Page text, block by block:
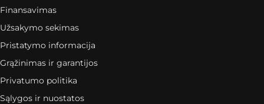
Finansavimas
Užsakymo sekimas
Pristatymo informacija
Grąžinimas ir garantijos
Privatumo politika
Sąlygos ir nuostatos